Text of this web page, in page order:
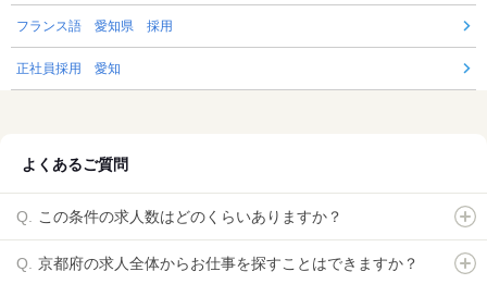
フランス語 愛知県 採用
正社員採用 愛知
よくあるご質問
この条件の求人数はどのくらいありますか？
京都府の求人全体からお仕事を探すことはできますか？